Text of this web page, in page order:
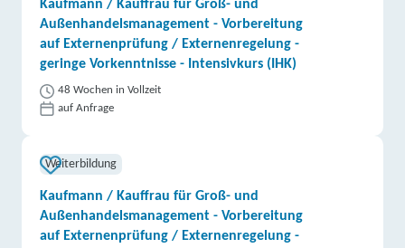
Kaufmann / Kauffrau für Groß- und
Außenhandelsmanagement - Vorbereitung
auf Externenprüfung / Externenregelung -
geringe Vorkenntnisse - Intensivkurs (IHK)
48 Wochen in Vollzeit
auf Anfrage
Weiterbildung
Kaufmann / Kauffrau für Groß- und
Außenhandelsmanagement - Vorbereitung
auf Externenprüfung / Externenregelung -